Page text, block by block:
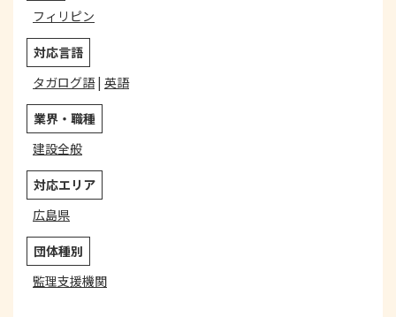
フィリピン
対応言語
タガログ語| 英語
業界・職種
建設全般
対応エリア
広島県
団体種別
監理支援機関